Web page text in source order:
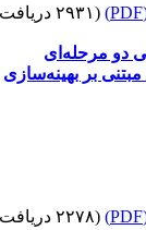
(۲۹۳۱ دریافت)
مرحله‌ای
بر بهینه‌سازی
(۲۲۷۸ دریافت)